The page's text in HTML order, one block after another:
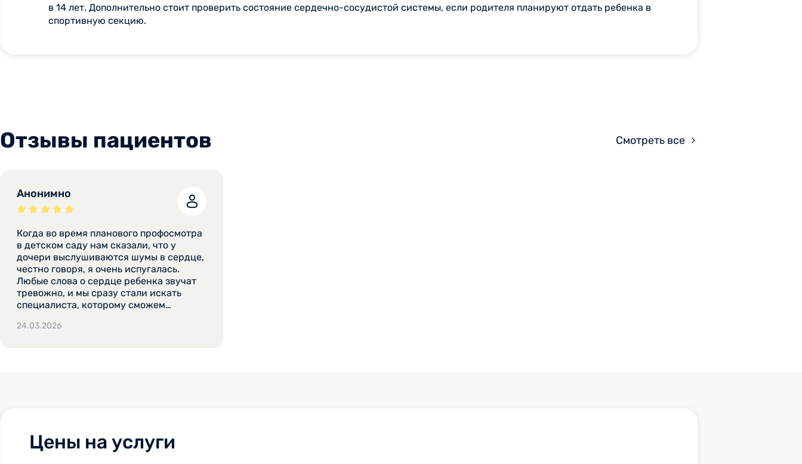
в 14 лет. Дополнительно стоит проверить состояние сердечно-сосудистой системы, если родителя планируют отдать ребенка в
спортивную секцию.
Отзывы пациентов Смотреть все
Анонимно
Когда во время планового профосмотра
в детском саду нам сказали, что у
дочери выслушиваются шумы в сердце,
честно говоря, я очень испугалась.
Любые слова о сердце ребенка звучат
тревожно, и мы сразу стали искать
специалиста, которому сможем
Владимировну - детского кардиолога,
встретила нас очень доброжелательно,
и я сразу отметила ее спокойный,
24.03.2026
Цены на услуги